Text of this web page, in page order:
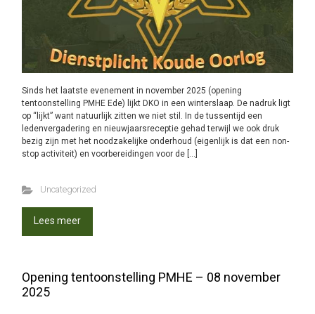
Sinds het laatste evenement in november 2025 (opening
tentoonstelling PMHE Ede) lijkt DKO in een winterslaap. De nadruk ligt
op “lijkt” want natuurlijk zitten we niet stil. In de tussentijd een
ledenvergadering en nieuwjaarsreceptie gehad terwijl we ook druk
bezig zijn met het noodzakelijke onderhoud (eigenlijk is dat een non-
stop activiteit) en voorbereidingen voor de […]
Uncategorized
Lees meer
Opening tentoonstelling PMHE – 08 november
2025